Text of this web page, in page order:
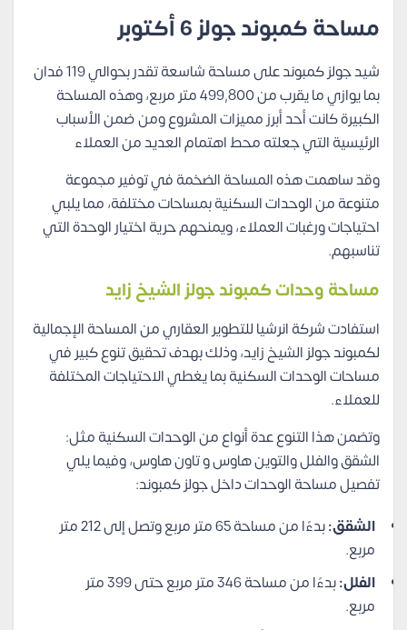
مساحة كمبوند جولز 6 أكتوبر
شيد جولز كمبوند على مساحة شاسعة تقدر بحوالي 119 فدان
بما يوازي ما يقرب من 499,800 متر مربع، وهذه المساحة
الكبيرة كانت أحد أبرز مميزات المشروع ومن ضمن الأسباب
الرئيسية التي جعلته محط اهتمام العديد من العملاء
وقد ساهمت هذه المساحة الضخمة في توفير مجموعة
متنوعة من الوحدات السكنية بمساحات مختلفة، مما يلبي
احتياجات ورغبات العملاء، ويمنحهم حرية اختيار الوحدة التي
تناسبهم.
مساحة وحدات كمبوند جولز الشيخ زايد
استفادت شركة انرشيا للتطوير العقاري من المساحة الإجمالية
لكمبوند جولز الشيخ زايد، وذلك بهدف تحقيق تنوع كبير في
مساحات الوحدات السكنية بما يغطي الاحتياجات المختلفة
للعملاء.
وتضمن هذا التنوع عدة أنواع من الوحدات السكنية مثل:
الشقق والفلل والتوين هاوس و تاون هاوس، وفيما يلي
تفصيل مساحة الوحدات داخل جولز كمبوند:
الشقق:
بدءًا من مساحة 65 متر مربع وتصل إلى 212 متر
مربع.
الفلل:
بدءًا من مساحة 346 متر مربع حتى 399 متر
مربع.